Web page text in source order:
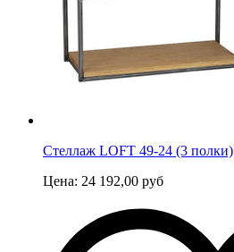
Стеллаж LOFT 49-24 (3 полки)
Цена: 24 192,00 руб